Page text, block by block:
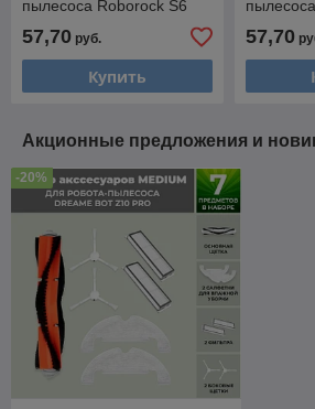
пылесоса Roborock S6
роликами, черные
боковые щетки
57,70 руб.
Купить
боковые
57,70
Акционные предложения и
-20%